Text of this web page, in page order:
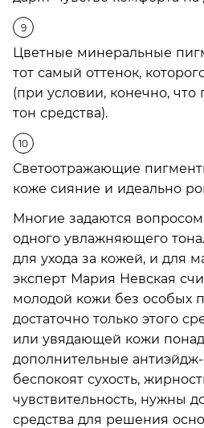
Цветные минеральные
тот самый оттенок,
(при условии, конечно,
тон средства).
Светоотражающие
коже сияние и идеально
Многие задаются
одного увлажняющего
для ухода за кожей, и для
эксперт Мария Невская
молодой кожи без особых
достаточно только этого
или увядающей кожи
дополнительные антиэйдж-
беспокоят сухость,
чувствительность, нужны
средства для решения